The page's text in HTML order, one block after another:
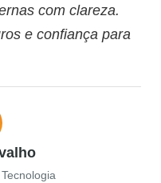
com clareza.
e confiança para